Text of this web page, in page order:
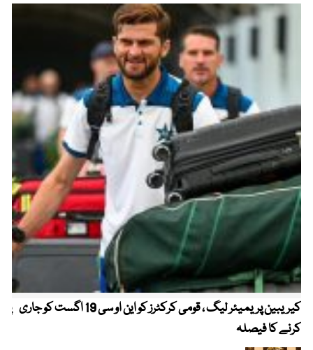
کیریبین پریمیئر لیگ ، قومی کرکٹرز کو این او سی 19 اگست کو جاری
کرنے کا فیصلہ